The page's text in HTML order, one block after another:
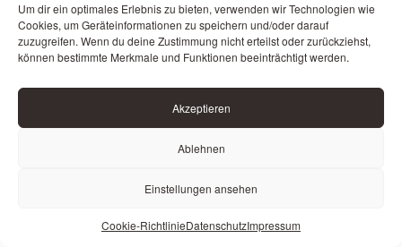
Um dir ein optimales Erlebnis zu bieten, verwenden wir Technologien wie
Cookies, um Geräteinformationen zu speichern und/oder darauf
zuzugreifen. Wenn du deine Zustimmung nicht erteilst oder zurückziehst,
können bestimmte Merkmale und Funktionen beeinträchtigt werden.
Akzeptieren
Ablehnen
Einstellungen ansehen
Cookie-RichtlinieDatenschutzImpressum
BERLIN-WILMERSDORF